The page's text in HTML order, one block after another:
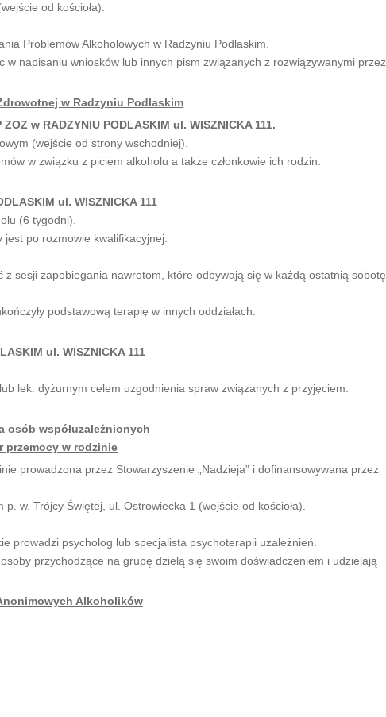
od kościoła).
Problemów Alkoholowych w Radzyniu Podlaskim.
napisaniu wniosków lub innych pism związanych z rozwiązywanymi przez
w Radzyniu Podlaskim
w RADZYNIU PODLASKIM ul. WISZNICKA 111.
(wejście od strony wschodniej).
w związku z piciem alkoholu a także członkowie ich rodzin.
ul. WISZNICKA 111
(6 tygodni).
po rozmowie kwalifikacyjnej.
sesji zapobiegania nawrotom, które odbywają się w każdą ostatnią sobotę
podstawową terapię w innych oddziałach.
ul. WISZNICKA 111
lek. dyżurnym celem uzgodnienia spraw związanych z przyjęciem.
osób współuzależnionych
przemocy w rodzinie
prowadzona przez Stowarzyszenie „Nadzieja” i dofinansowywana przez
w. Trójcy Świętej, ul. Ostrowiecka 1 (wejście od kościoła).
prowadzi psycholog lub specjalista psychoterapii uzależnień.
przychodzące na grupę dzielą się swoim doświadczeniem i udzielają
Alkoholików